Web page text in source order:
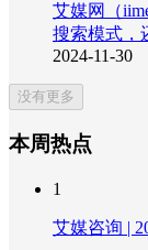
艾媒网（
搜索模式，
2024-11-30
没有更多
本周热点
1
艾媒咨询 |